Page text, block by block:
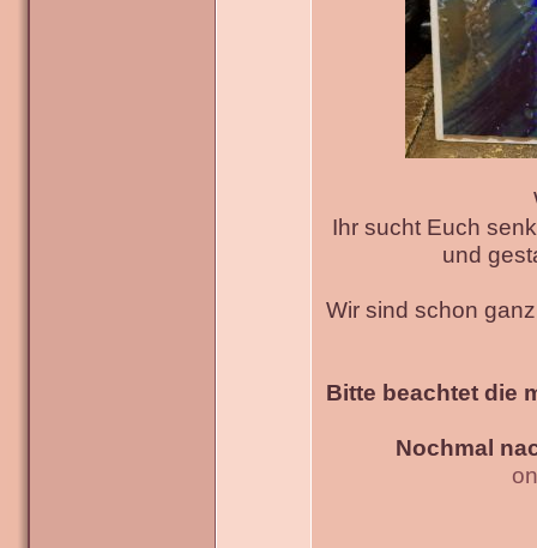
Ihr sucht Euch
und
Wir sind schon
Bitte beachtet die
Nochmal